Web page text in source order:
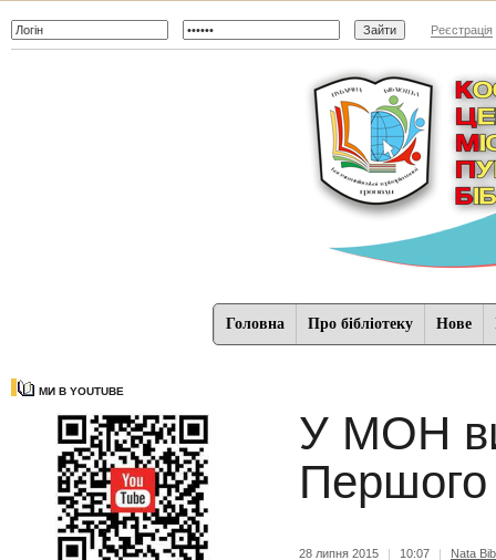
Реєстрація
Головна Про бібліотеку Нове
МИ В YOUTUBE
У МОН
Першого
28 липня 2015 | 10:07 | Nata